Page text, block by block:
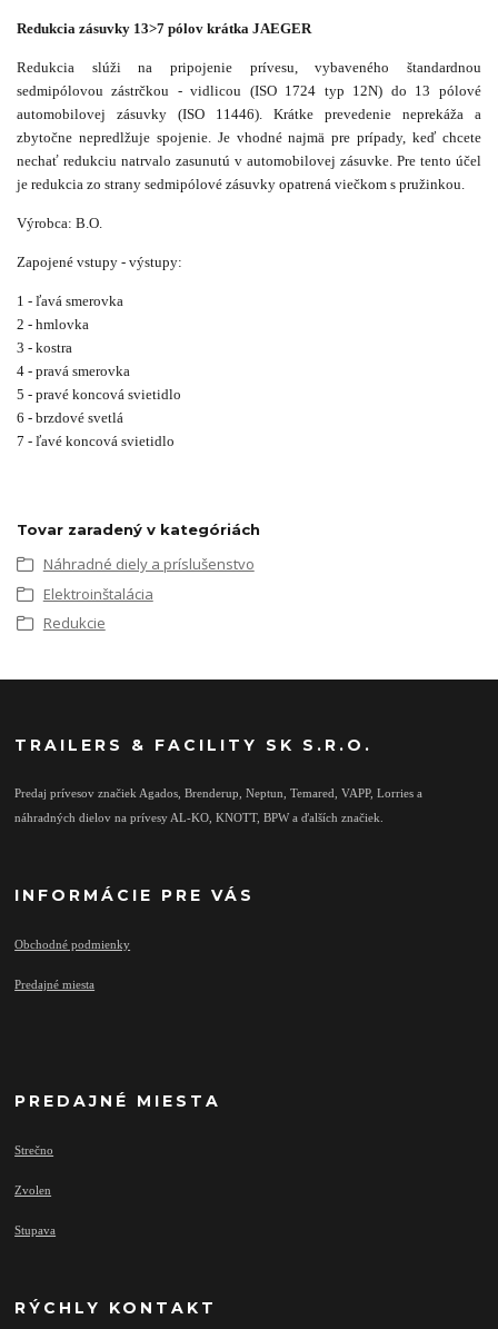
Redukcia zásuvky 13>7 pólov krátka JAEGER
Redukcia slúži na pripojenie prívesu, vybaveného štandardnou
sedmipólovou zástrčkou - vidlicou (ISO 1724 typ 12N) do 13 pólové
automobilovej zásuvky (ISO 11446). Krátke prevedenie neprekáža a
zbytočne nepredlžuje spojenie. Je vhodné najmä pre prípady, keď chcete
nechať redukciu natrvalo zasunutú v automobilovej zásuvke. Pre tento účel
je redukcia zo strany sedmipólové zásuvky opatrená viečkom s pružinkou.
Výrobca: B.O.
Zapojené vstupy - výstupy:
1 - ľavá smerovka
2 - hmlovka
3 - kostra
4 - pravá smerovka
5 - pravé koncová svietidlo
6 - brzdové svetlá
7 - ľavé koncová svietidlo
Tovar zaradený v kategóriách
Náhradné diely a príslušenstvo
Elektroinštalácia
Redukcie
TRAILERS & FACILITY SK S.R.O.
Predaj prívesov značiek Agados, Brenderup, Neptun, Temared, VAPP, Lorries a
náhradných dielov na prívesy AL-KO, KNOTT, BPW a ďalších značiek.
INFORMÁCIE PRE VÁS
Obchodné podmienky
Predajné miesta
PREDAJNÉ MIESTA
Strečno
Zvolen
Stupava
RÝCHLY KONTAKT